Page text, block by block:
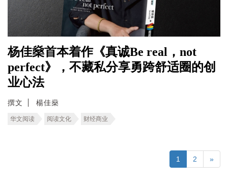
杨佳燊首本着作《真诚Be real，not
perfect》，不藏私分享勇跨舒适圈的创
业心法
撰文 楊佳燊
华文阅读 阅读文化 财经商业
1 2 »